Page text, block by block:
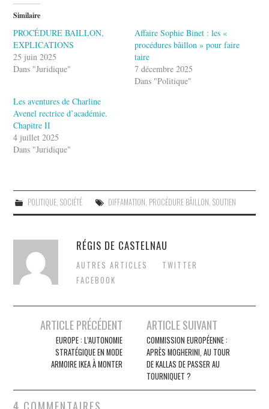
Similaire
PROCÉDURE BAILLON,
EXPLICATIONS
25 juin 2025
Dans "Juridique"
Affaire Sophie Binet : les «
procédures bâillon » pour faire
taire
7 décembre 2025
Dans "Politique"
Les aventures de Charline
Avenel rectrice d’académie.
Chapitre II
4 juillet 2025
Dans "Juridique"
POLITIQUE, SOCIÉTÉ DIFFAMATION PROCÉDURE BÂILLON SOUTIEN
RÉGIS DE CASTELNAU
AUTRES ARTICLES
TWITTER
FACEBOOK
navigation
ARTICLE PRÉCÉDENT
EUROPE : L’AUTONOMIE
STRATÉGIQUE EN MODE
ARMOIRE IKEA À MONTER
ARTICLE SUIVANT
COMMISSION EUROPÉENNE :
APRÈS MOGHERINI, AU TOUR
DE KALLAS DE PASSER AU
TOURNIQUET ?
4 COMMENTAIRES